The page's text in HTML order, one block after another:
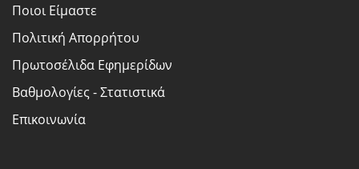
Ποιοι Είμαστε
Πολιτική Απορρήτου
Πρωτοσέλιδα Εφημερίδων
Βαθμολογίες - Στατιστικά
Επικοινωνία